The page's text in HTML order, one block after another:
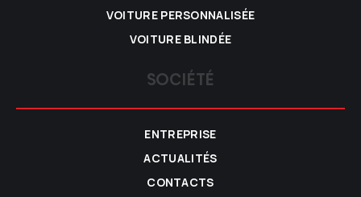
VOITURE PERSONNALISÉE
VOITURE BLINDÉE
SOCIÉTÉ
ENTREPRISE
ACTUALITÉS
CONTACTS